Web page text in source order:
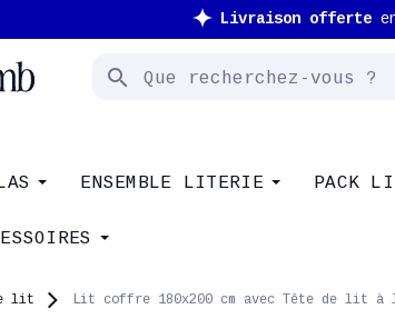
Nouveau client : -10%
search
ENSEMBLE LITERIE PACK
lit Lit coffre 180x200 cm avec Tête de lit à